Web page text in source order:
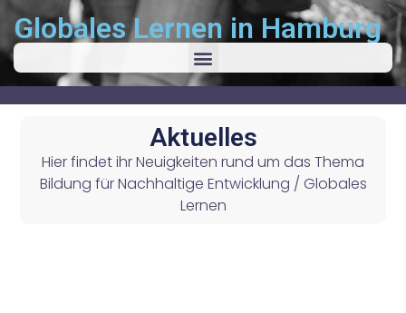
Globales Lernen in Hamburg
Aktuelles
Hier findet ihr Neuigkeiten rund um das Thema
Bildung für Nachhaltige Entwicklung / Globales
Lernen